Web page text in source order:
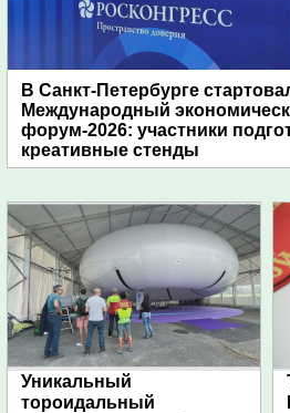
В Санкт-Петербурге
Международный
форум-2026: участники
креативные стенды
Уникальный
тороидальный